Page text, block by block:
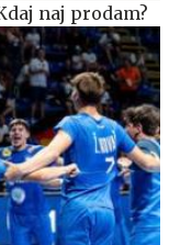
naj prodam?